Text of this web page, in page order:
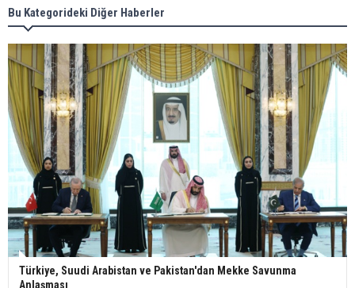
Bu Kategorideki Diğer Haberler
Türkiye, Suudi Arabistan ve Pakistan'dan Mekke Savunma
Anlaşması